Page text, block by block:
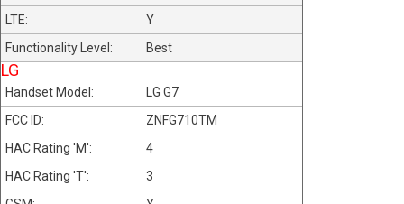
Y
Best
LG
LG G7
ZNFG710TM
4
3